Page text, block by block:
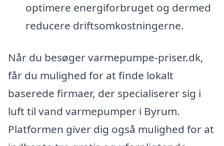
optimere energiforbruget og dermed
reducere driftsomkostningerne.
Når du besøger varmepumpe-priser.dk,
får du mulighed for at finde lokalt
baserede firmaer, der specialiserer sig i
luft til vand varmepumper i Byrum.
Platformen giver dig også mulighed for at